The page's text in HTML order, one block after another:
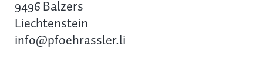
9496 Balzers
Liechtenstein
info@pfoehrassler.li